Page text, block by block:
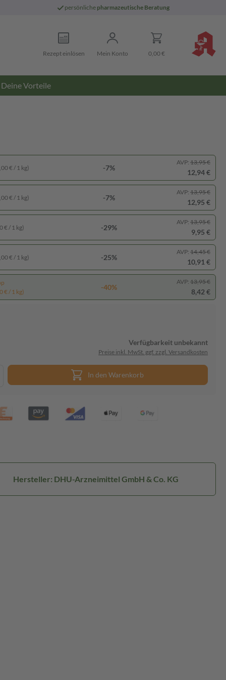
persönliche pharmazeutische Beratung
Rezept einlösen Mein Konto 0,00 €
Deine Vorteile
€ / 1 kg) -7%
AVP: 13,95 €
12,94 €
€ / 1 kg) -7%
AVP: 13,95 €
12,95 €
€ / 1 kg) -29%
AVP: 13,95 €
9,95 €
€ / 1 kg) -25%
AVP: 14,45 €
10,91 €
€ / 1 kg)
-40%
AVP: 13,95 €
8,42 €
Verfügbarkeit unbekannt
Preise inkl. MwSt. ggf. zzgl. Versandkosten
In den Warenkorb
Hersteller: DHU-Arzneimittel GmbH & Co. KG